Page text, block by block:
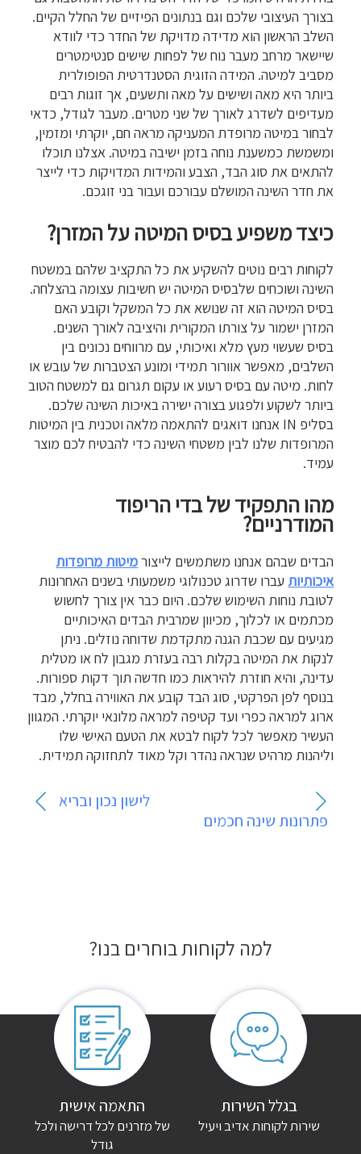
בצורך העיצובי שלכם וגם בנתונים הפיזיים של החלל הקיים.
השלב הראשון הוא מדידה מדויקת של החדר כדי לוודא
שיישאר מרחב מעבר נוח של לפחות שישים סנטימטרים
מסביב למיטה. המידה הזוגית הסטנדרטית הפופולרית
ביותר היא מאה ושישים על מאה ותשעים, אך זוגות רבים
מעדיפים לשדרג לאורך של שני מטרים. מעבר לגודל, כדאי
לבחור במיטה מרופדת המעניקה מראה חם, יוקרתי ומזמין,
ומשמשת כמשענת נוחה בזמן ישיבה במיטה. אצלנו תוכלו
להתאים את סוג הבד, הצבע והמידות המדויקות כדי לייצר
את חדר השינה המושלם עבורכם ועבור בני זוגכם.
כיצד משפיע בסיס המיטה על המזרן?
לקוחות רבים נוטים להשקיע את כל התקציב שלהם במשטח
השינה ושוכחים שלבסיס המיטה יש חשיבות עצומה בהצלחה.
בסיס המיטה הוא זה שנושא את כל המשקל וקובע האם
המזרן ישמור על צורתו המקורית והיציבה לאורך השנים.
בסיס שעשוי מעץ מלא ואיכותי, עם מרווחים נכונים בין
השלבים, מאפשר אוורור תמידי ומונע הצטברות של עובש או
לחות. מיטה עם בסיס רעוע או עקום תגרום גם למשטח הטוב
ביותר לשקוע ולפגוע בצורה ישירה באיכות השינה שלכם.
בסליפ IN אנחנו דואגים להתאמה מלאה וטכנית בין המיטות
המרופדות שלנו לבין משטחי השינה כדי להבטיח לכם מוצר
עמיד.
מהו התפקיד של בדי הריפוד
המודרניים?
הבדים שבהם אנחנו משתמשים לייצורמיטות מרופדות
איכותיות עברו שדרוג טכנולוגי משמעותי בשנים האחרונות
לטובת נוחות השימוש שלכם. היום כבר אין צורך לחשוש
מכתמים או לכלוך, מכיוון שמרבית הבדים האיכותיים
מגיעים עם שכבת הגנה מתקדמת שדוחה נוזלים. ניתן
לנקות את המיטה בקלות רבה בעזרת מגבון לח או מטלית
עדינה, והיא חוזרת להיראות כמו חדשה תוך דקות ספורות.
בנוסף לפן הפרקטי, סוג הבד קובע את האווירה בחלל, מבד
ארוג למראה כפרי ועד קטיפה למראה מלונאי יוקרתי. המגוון
העשיר מאפשר לכל לקוח לבטא את הטעם האישי שלו
וליהנות מרהיט שנראה נהדר וקל מאוד לתחזוקה תמידית.
ניווט
פתרונות שינה חכמים
לישון נכון ובריא
למה לקוחות בוחרים בנו?
בגלל השירות
שירות לקוחות אדיב ויעיל
התאמה אישית
של מזרנים לכל דרישה ולכל
גודל